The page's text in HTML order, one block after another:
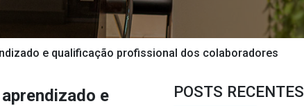
e qualificação profissional dos colaboradores
e
POSTS RECENTES